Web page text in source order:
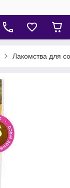
Лакомства для